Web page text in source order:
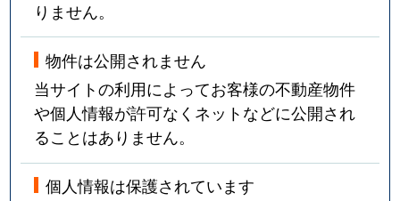
弥生町
湯本町
4,900万円
湯本町
4,200万円 宝塚
徒歩4
湯本町
1,400万円
湯本町
6,200万円 宝塚
りません。
物件は公開されません
当サイトの利用によってお客様の不動産物件
や個人情報が許可なくネットなどに公開され
ることはありません。
個人情報は保護されています